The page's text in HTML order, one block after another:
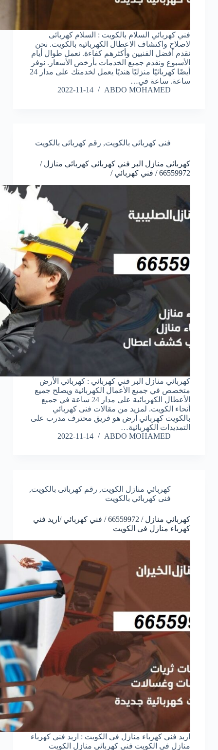
فني كهربائي السلام بالكويت : السلام كهربائى
لاصلاح واكتشاف الاعطال الكهربائيه بالكويت. نحن
نقدم أفضل الفنيين وأكثرهم كفاءة. نعمل طوال أيام
الأسبوع ونقدم جميع الخدمات بأرخص الأسعار. نوفر
أيضًا كهربائيًا منزليًا هنديًا يعمل لخدمتك على مدار 24
ساعة. ساعة في…
ABDO MOHAMED
2022-11-14
فنى كهربائي بالكويت, رقم كهربائى بالكويت
كهربائي منازل البر فني كهربائي كهربائي منازل /
66559972 / فني كهربائي /
كهربائي منازل البر فني كهربائي : كهربائي الأرض
متخصص في جميع الأعمال الكهربائية ويصلح جميع
الأعطال الكهربائية على مدار 24 ساعة في جميع
أنحاء الكويت. لمزيد من مقالات فنى كهربائي
بالكويت كهربائي ارض هو فريق محترف مدرب على
التمديدات الكهربائية…
ABDO MOHAMED
2022-11-14
كهربائي منازل الكويت, رقم كهربائى بالكويت,
فنى كهربائي بالكويت
كهربائي منازل / 66559972 / فني كهربائي /اريد فني
كهرباء منازل فى الكويت
اريد فني كهرباء منازل فى الكويت : اريد فني كهرباء
منازل فى الكويت فني كهربائي منازل الكويت